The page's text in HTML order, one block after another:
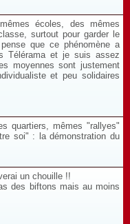
écoles, des mêmes
surtout pour garder le
que ce phénomène a
Télérama et je suis assez
moyennes sont justement
et peu solidaires
quartiers, mêmes "rallyes"
soi" : la démonstration du
un chouille !!
des biftons mais au moins